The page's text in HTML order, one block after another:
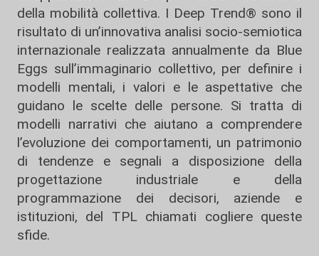
della mobilità collettiva. I Deep Trend® sono il
risultato di un’innovativa analisi socio-semiotica
internazionale realizzata annualmente da Blue
Eggs sull’immaginario collettivo, per definire i
modelli mentali, i valori e le aspettative che
guidano le scelte delle persone. Si tratta di
modelli narrativi che aiutano a comprendere
l’evoluzione dei comportamenti, un patrimonio
di tendenze e segnali a disposizione della
progettazione industriale e della
programmazione dei decisori, aziende e
istituzioni, del TPL chiamati cogliere queste
sfide.